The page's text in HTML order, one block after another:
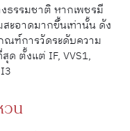
ธรรมชาติ หากเพชรมี
ะอาดมากขึ้นเท่านั้น ดัง
ณฑ์การวัดระดับความ
ด ตั้งแต่ IF, VVS1,
วน